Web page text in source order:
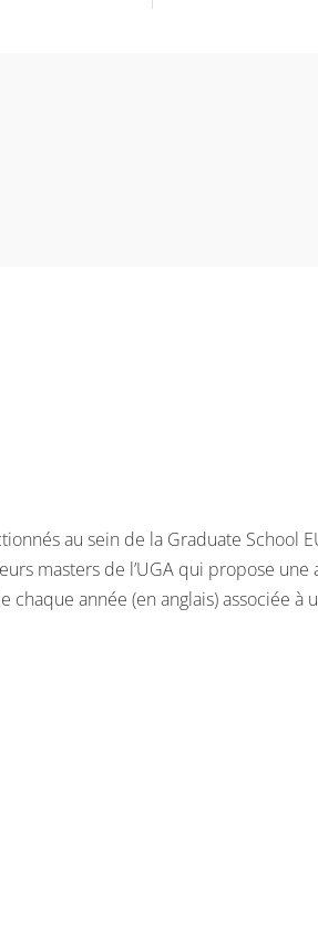
au sein de la Graduate School
masters de l’UGA qui propose
année (en anglais) associée à